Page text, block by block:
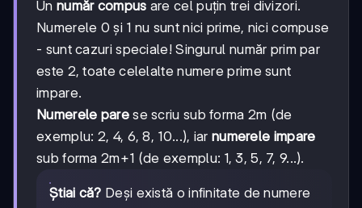
Un număr compus are cel puțin trei divizori.
Numerele 0 și 1 nu sunt nici prime, nici compuse
- sunt cazuri speciale! Singurul număr prim par
este 2, toate celelalte numere prime sunt
impare.
Numerele parese scriu sub forma 2m (de
exemplu: 2, 4, 6, 8, 10...), iar numerele impare
sub forma 2m+1 (de exemplu: 1, 3, 5, 7, 9...).
Știai că? Deși există o infinitate de numere